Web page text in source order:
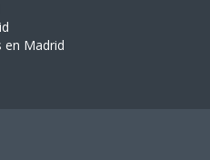
en Madrid